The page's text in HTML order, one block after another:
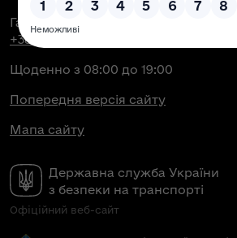
Державна служба України
з безпеки на транспорті
Офіційний веб-сайт
Гаряча лінія Укртрансбезпеки:
+38 (044) 350-43-04
Щоденно з 08:00 до 19:00
Попередня версія сайту
Мапа сайту